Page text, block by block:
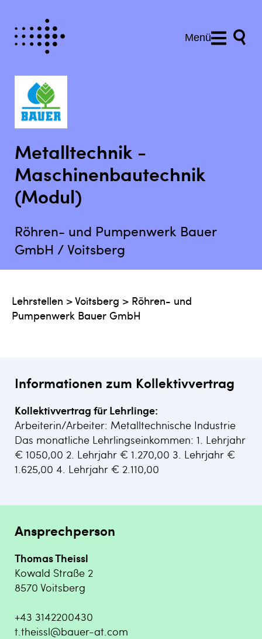
Menü
Metalltechnik -
Maschinenbautechnik
(Modul)
Röhren- und Pumpenwerk Bauer
GmbH / Voitsberg
Lehrstellen >Voitsberg > Röhren- und
Pumpenwerk Bauer GmbH
Informationen zum Kollektivvertrag
Kollektivvertrag für Lehrlinge:
Arbeiterin/Arbeiter: Metalltechnische Industrie
Das monatliche Lehrlingseinkommen: 1. Lehrjahr
€ 1050,00 2. Lehrjahr € 1.270,00 3. Lehrjahr €
1.625,00 4. Lehrjahr € 2.110,00
Ansprechperson
Thomas Theissl
Kowald Straße 2
8570 Voitsberg
+43 3142200430
t.theissl@bauer-at.com